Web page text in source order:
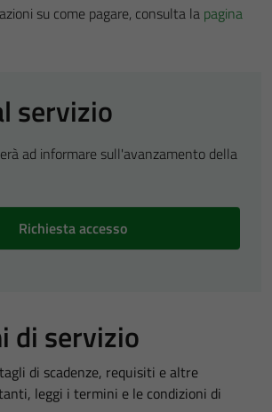
su come pagare, consulta la pagina
servizio
ad informare sull'avanzamento della
Richiesta accesso
di servizio
di scadenze, requisiti e altre
leggi i termini e le condizioni di